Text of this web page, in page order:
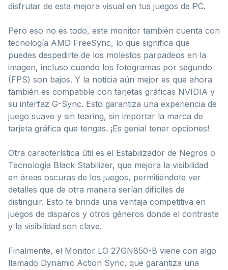
disfrutar de esta mejora visual en tus juegos de PC.
Pero eso no es todo, este monitor también cuenta con
tecnología AMD FreeSync, lo que significa que
puedes despedirte de los molestos parpadeos en la
imagen, incluso cuando los fotogramas por segundo
(FPS) son bajos. Y la noticia aún mejor es que ahora
también es compatible con tarjetas gráficas NVIDIA y
su interfaz G-Sync. Esto garantiza una experiencia de
juego suave y sin tearing, sin importar la marca de
tarjeta gráfica que tengas. ¡Es genial tener opciones!
Otra característica útil es el Estabilizador de Negros o
Tecnología Black Stabilizer, que mejora la visibilidad
en áreas oscuras de los juegos, permitiéndote ver
detalles que de otra manera serían difíciles de
distinguir. Esto te brinda una ventaja competitiva en
juegos de disparos y otros géneros donde el contraste
y la visibilidad son clave.
Finalmente, el Monitor LG 27GN850-B viene con algo
llamado Dynamic Action Sync, que garantiza una